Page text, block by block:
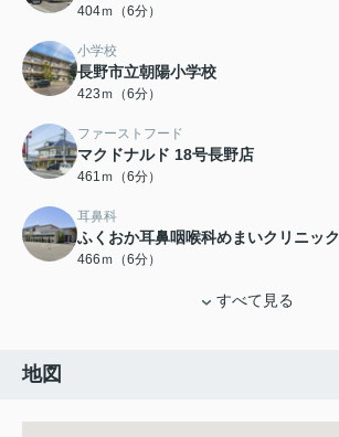
404ｍ（6分）
小学校
長野市立朝陽小学校
423ｍ（6分）
ファーストフード
マクドナルド 18号長野店
461ｍ（6分）
耳鼻科
ふくおか耳鼻咽喉科めまいクリニック
466ｍ（6分）
すべて見る
地図